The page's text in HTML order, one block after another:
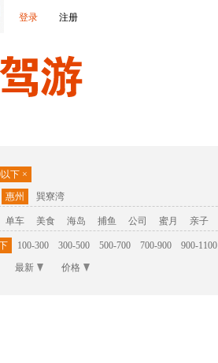
登录 注册
以下 ×
惠州 巽寮湾
单车 美食 海岛 捕鱼 公司 蜜月 亲子
100-300 300-500 500-700 700-900
900-1100
最新 价格